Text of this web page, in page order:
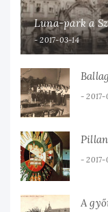
Luna-park a
2017-03-14
A